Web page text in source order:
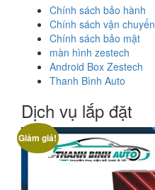
Chính sách bảo hành
Chính sách vận chuyển
Chính sách bảo mật
màn hình zestech
Android Box Zestech
Thanh Bình Auto
Dịch vụ lắp đặt
Giảm giá!